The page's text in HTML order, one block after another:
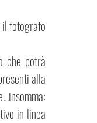
il fotografo
che potrà
alla
in linea